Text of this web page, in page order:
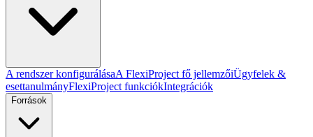
A rendszer konfigurálásaA FlexiProject fő jellemzőiÜgyfelek &
esettanulmányFlexiProject funkciókIntegrációk
Források